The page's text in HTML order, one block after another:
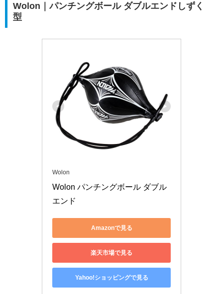
Wolon｜パンチングボール ダブルエンドしずく
型
Wolon
Wolon パンチングボール ダブル
エンド
Amazonで見る
楽天市場で見る
Yahoo!ショッピングで見る